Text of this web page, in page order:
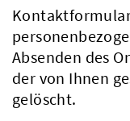
Absenden des
der von Ihnen
gelöscht.